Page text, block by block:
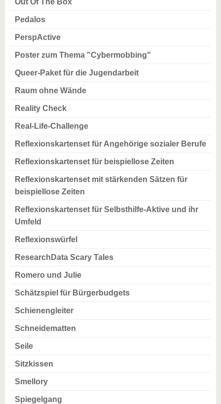
Out Of The Box
Pedalos
PerspActive
Poster zum Thema "Cybermobbing"
Queer-Paket für die Jugendarbeit
Raum ohne Wände
Reality Check
Real-Life-Challenge
Reflexionskartenset für Angehörige sozialer Berufe
Reflexionskartenset für beispiellose Zeiten
Reflexionskartenset mit stärkenden Sätzen für
beispiellose Zeiten
Reflexionskartenset für Selbsthilfe-Aktive und ihr
Umfeld
Reflexionswürfel
ResearchData Scary Tales
Romero und Julie
Schätzspiel für Bürgerbudgets
Schienengleiter
Schneidematten
Seile
Sitzkissen
Smellory
Spiegelgang